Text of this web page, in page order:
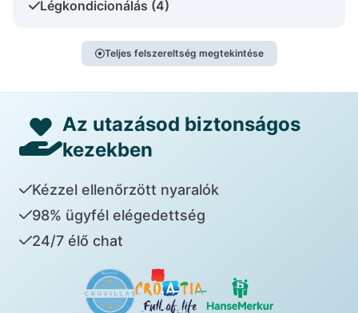
Légkondicionálás (4)
Teljes felszereltség megtekintése
Az utazásod biztonságos
kezekben
Kézzel ellenőrzött nyaralók
98% ügyfél elégedettség
24/7 élő chat